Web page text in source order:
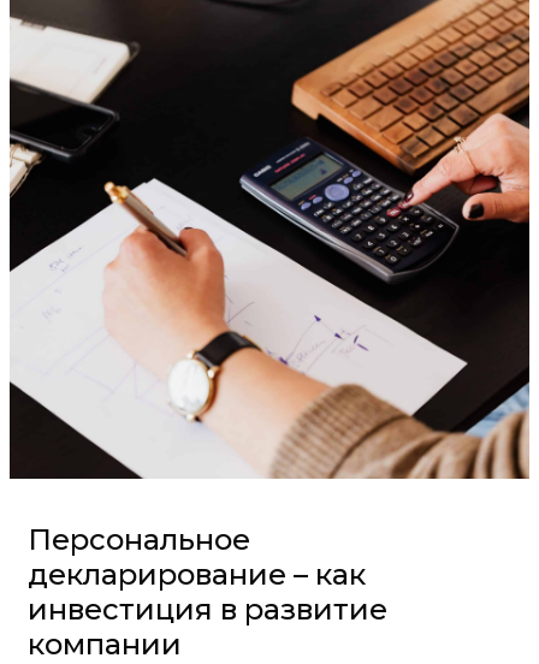
Персональное
декларирование – как
инвестиция в развитие
компании